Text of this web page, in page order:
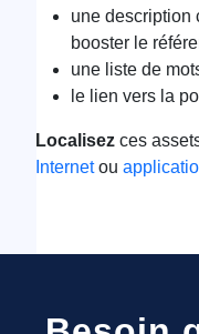
une description
booster le
une liste de
le lien vers la
Localisez ces
Internetou